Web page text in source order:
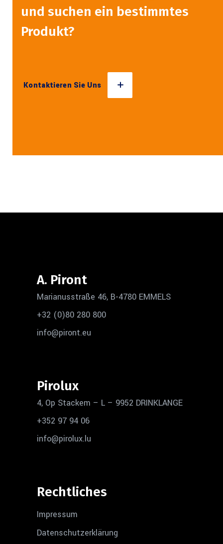
und suchen ein bestimmtes
Produkt?
Kontaktieren Sie Uns
A. Piront
Marianusstraße 46, B-4780 EMMELS
+32 (0)80 280 800
info@piront.eu
Pirolux
4, Op Stackem – L – 9952 DRINKLANGE
+352 97 94 06
info@pirolux.lu
Rechtliches
Impressum
Datenschutzerklärung